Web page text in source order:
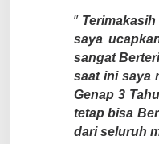
”
saya
sangat
saat ini saya
Genap 3
tetap bisa
dari seluruh